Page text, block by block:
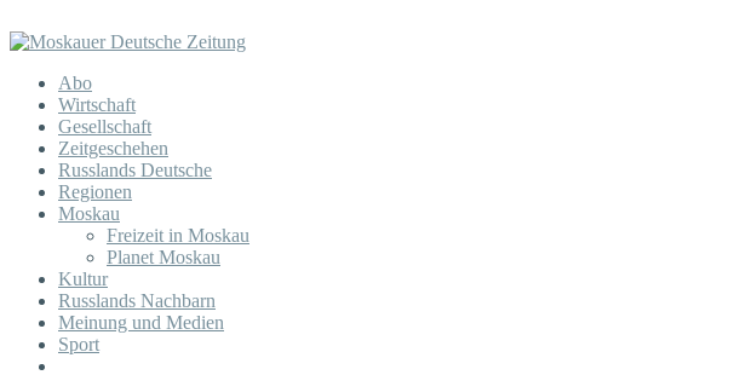
Abo
Wirtschaft
Gesellschaft
Zeitgeschehen
Russlands Deutsche
Regionen
Moskau
Freizeit in Moskau
Planet Moskau
Kultur
Russlands Nachbarn
Meinung und Medien
Sport